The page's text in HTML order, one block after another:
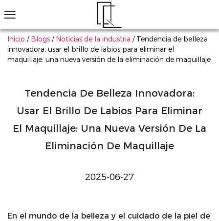
Inicio / Blogs / Noticias de la industria / Tendencia de belleza
innovadora: usar el brillo de labios para eliminar el
maquillaje: una nueva versión de la eliminación de maquillaje
Tendencia De Belleza Innovadora:
Usar El Brillo De Labios Para Eliminar
El Maquillaje: Una Nueva Versión De La
Eliminación De Maquillaje
2025-06-27
En el mundo de la belleza y el cuidado de la piel de